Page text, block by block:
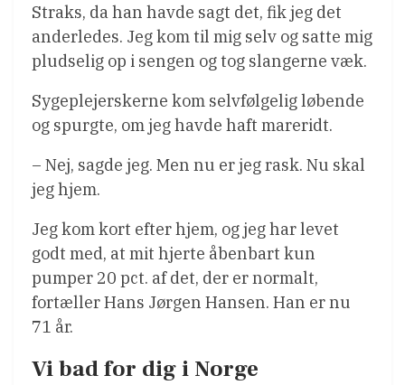
Straks, da han havde sagt det, fik jeg det
anderledes. Jeg kom til mig selv og satte mig
pludselig op i sengen og tog slangerne væk.
Sygeplejerskerne kom selvfølgelig løbende
og spurgte, om jeg havde haft mareridt.
– Nej, sagde jeg. Men nu er jeg rask. Nu skal
jeg hjem.
Jeg kom kort efter hjem, og jeg har levet
godt med, at mit hjerte åbenbart kun
pumper 20 pct. af det, der er normalt,
fortæller Hans Jørgen Hansen. Han er nu
71 år.
Vi bad for dig i Norge